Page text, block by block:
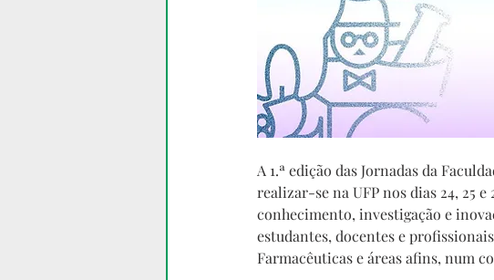
A 1.ª edição das Jornadas da
realizar-se na UFP nos dias 24, 25
conhecimento, investigação e
estudantes, docentes e
Farmacêuticas e áreas afins, num